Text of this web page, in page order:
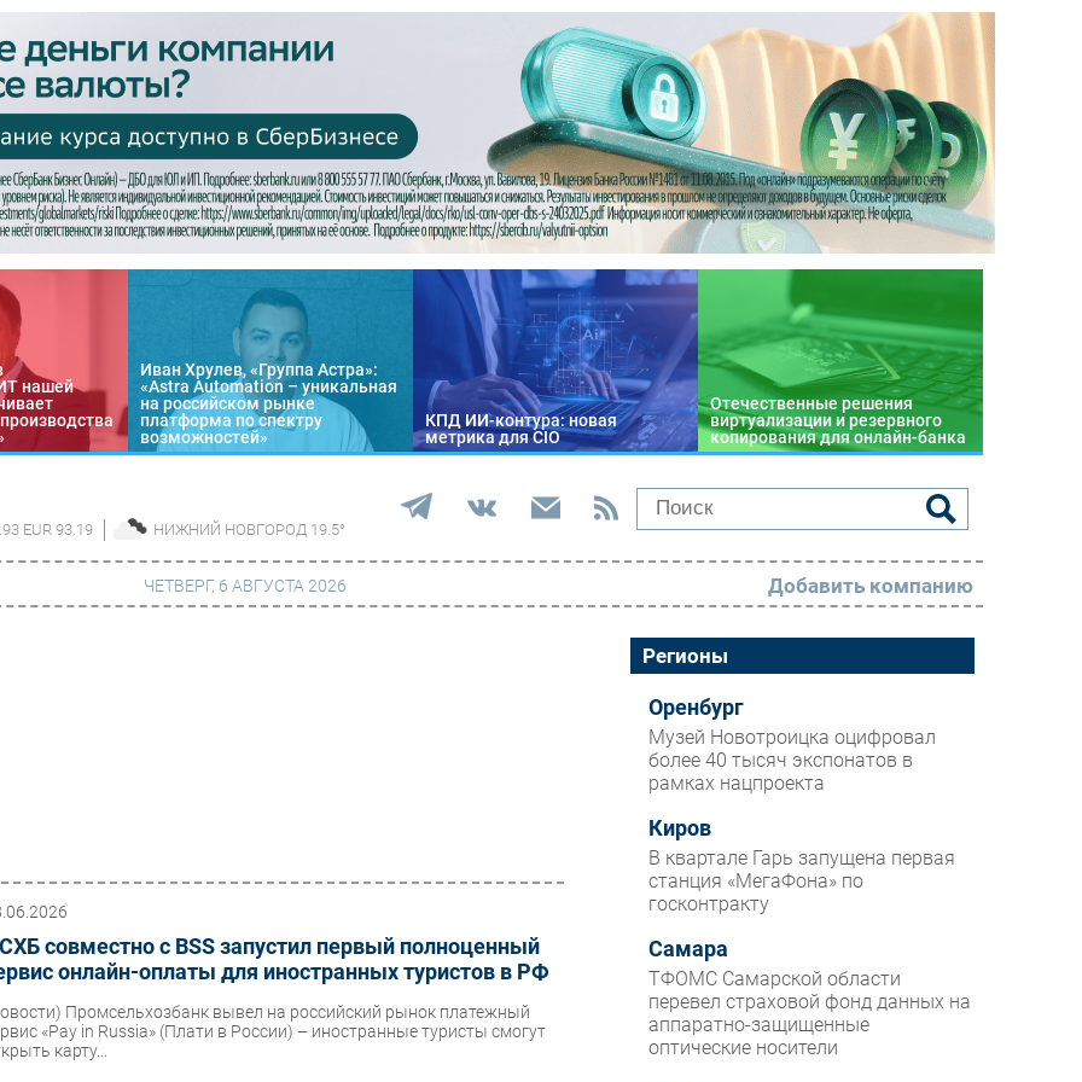
нашей
Иван Хрулев, «Группа Астра»:
«Astra Automation – уникальная
на российском рынке
платформа по спектру
возможностей»
КПД ИИ-контура: новая
метрика для CIO
Отечественные решения
виртуализации и резервного
копирования для онлайн-банка
EUR 93.19 НИЖНИЙ НОВГОРОД 19.5°
Здоровье
РАЗДЕЛЫ
Новости
Аналитика
Интервью
Мероприятия
Проекты
IT класс
Тестовый стенд
Каталог компаний
ЧЕТВЕРГ, 6 АВГУСТА 2026 Добавить компанию
совместно с BSS запустил первый полноценный
онлайн-оплаты для иностранных туристов в РФ
Промсельхозбанк вывел на российский рынок платежный
«Pay in Russia» (Плати в России) – иностранные туристы смогут
карту...
Регионы
Оренбург
Музей Новотроицка оцифровал
более 40 тысяч экспонатов в
рамках нацпроекта
Киров
В квартале Гарь запущена первая
станция «МегаФона» по
госконтракту
Самара
ТФОМС Самарской области
перевел страховой фонд данных на
аппаратно-защищенные
оптические носители